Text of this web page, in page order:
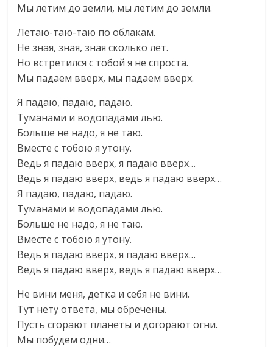
Мы летим до земли, мы летим до земли.
Летаю-таю-таю по облакам.
Не зная, зная, зная сколько лет.
Но встретился с тобой я не спроста.
Мы падаем вверх, мы падаем вверх.
Я падаю, падаю, падаю.
Туманами и водопадами лью.
Больше не надо, я не таю.
Вместе с тобою я утону.
Ведь я падаю вверх, я падаю вверх…
Ведь я падаю вверх, ведь я падаю вверх…
Я падаю, падаю, падаю.
Туманами и водопадами лью.
Больше не надо, я не таю.
Вместе с тобою я утону.
Ведь я падаю вверх, я падаю вверх…
Ведь я падаю вверх, ведь я падаю вверх…
Не вини меня, детка и себя не вини.
Тут нету ответа, мы обречены.
Пусть сгорают планеты и догорают огни.
Мы побудем одни…